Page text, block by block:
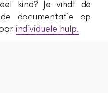
kind? Je vindt de
documentatie op
individuele hulp.